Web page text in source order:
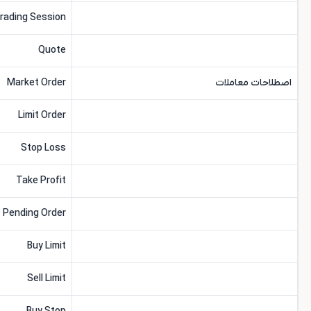
Session
Quote
اصطلاحات معاملات Market Order
Limit Order
Stop Loss
Take Profit
Pending Order
Buy Limit
Sell Limit